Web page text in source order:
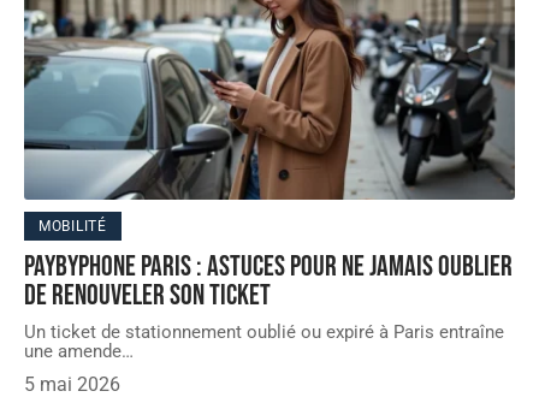
MOBILITÉ
PayByPhone Paris : astuces pour ne jamais oublier
de renouveler son ticket
Un ticket de stationnement oublié ou expiré à Paris entraîne
une amende…
5 mai 2026